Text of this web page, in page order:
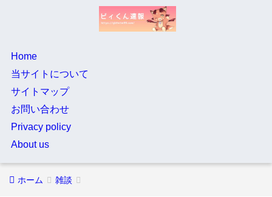
Home
当サイトについて
サイトマップ
お問い合わせ
Privacy policy
About us
ホーム 雑談